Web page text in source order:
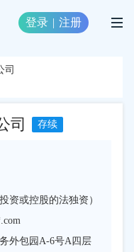
登录 | 注册
司
司 存续
资或控股的法独资）
外包园A-6号A四层